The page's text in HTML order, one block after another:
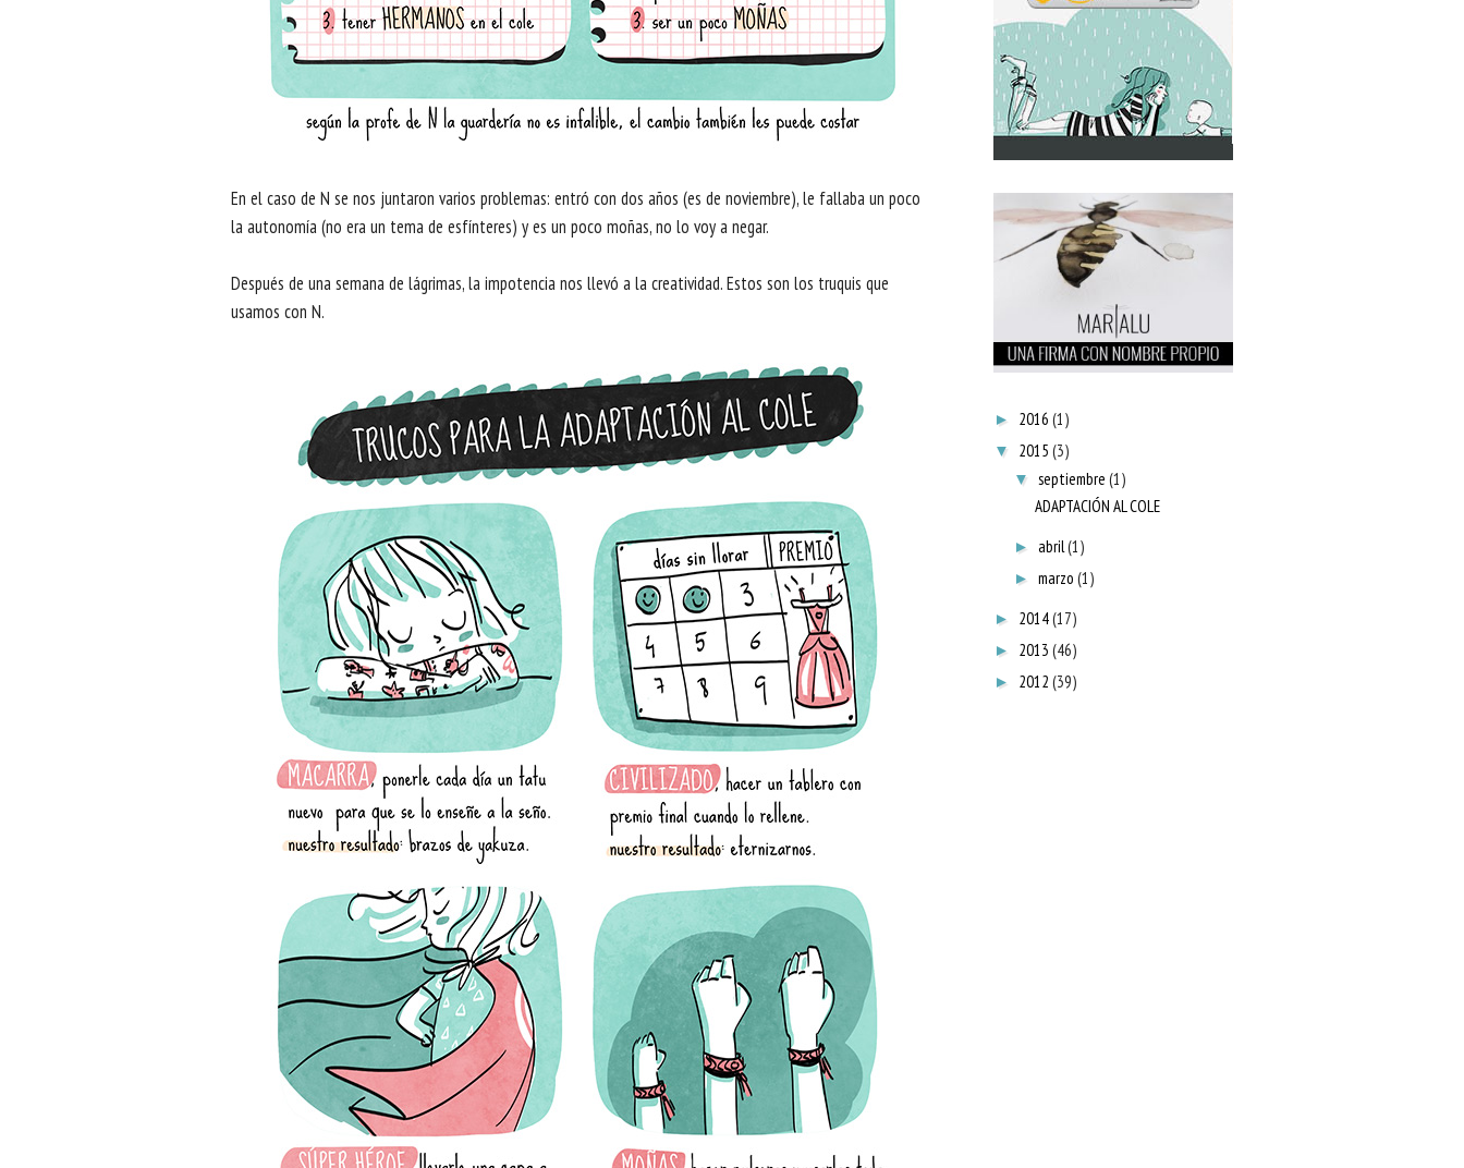
En el caso de N se nos juntaron varios problemas: entró con dos años (es de noviembre), le fallaba un poco
la autonomía (no era un tema de esfínteres) y es un poco moñas, no lo voy a negar.
Después de una semana de lágrimas, la impotencia nos llevó a la creatividad. Estos son los truquis que
usamos con N.
► 2016 (1)
▼ 2015 (3)
▼ septiembre (1)
ADAPTACIÓN AL COLE
► abril(1)
► marzo (1)
► 2014(17)
► 2013 (46)
► 2012 (39)